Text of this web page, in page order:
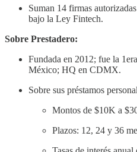
Suman 14 firmas
bajo la Ley Fintech.
Sobre Prestadero:
Fundada en 2012; fue la
México; HQ en CDMX.
Sobre sus préstamos
Montos de $10K a
Plazos: 12, 24 y 36